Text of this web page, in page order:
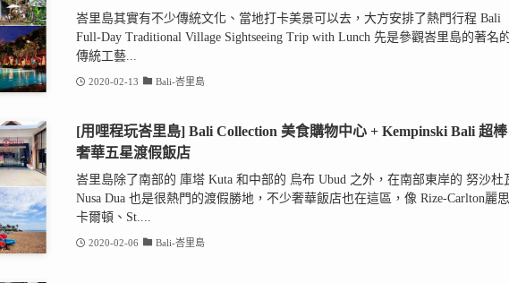
峇里島其實有不少傳統文化、當地打卡美景可以去，大方安排了熱門行程 Bali
Full-Day Traditional Village Sightseeing Trip with Lunch 先是參觀峇里島的著名
傳統工藝...
2020-02-13 Bali-峇里島
[用哩程玩峇里島] Bali Collection 美食購物中心 + Kempinski Bali 超棒
奢華五星渡假飯店
峇里島除了南部的 庫塔 Kuta 和中部的 烏布 Ubud 之外，在南部東岸的 努沙杜
Nusa Dua 也是很熱門的渡假勝地，不少奢華飯店也在這區，像 Rize-Carlton麗思
卡爾頓、St....
2020-02-06 Bali-峇里島